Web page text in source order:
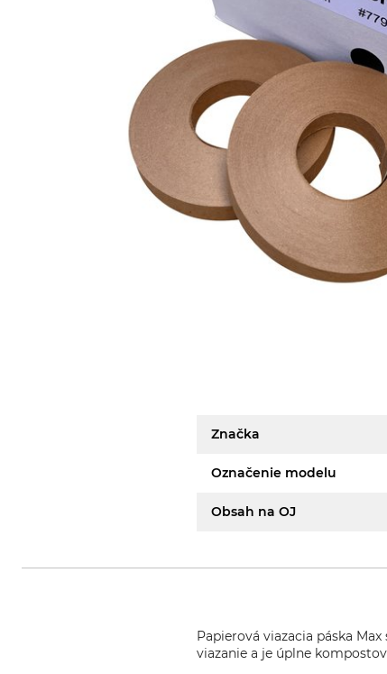
Značka
Označenie modelu
Obsah na OJ
Papierová viazacia páska
viazanie a je úplne